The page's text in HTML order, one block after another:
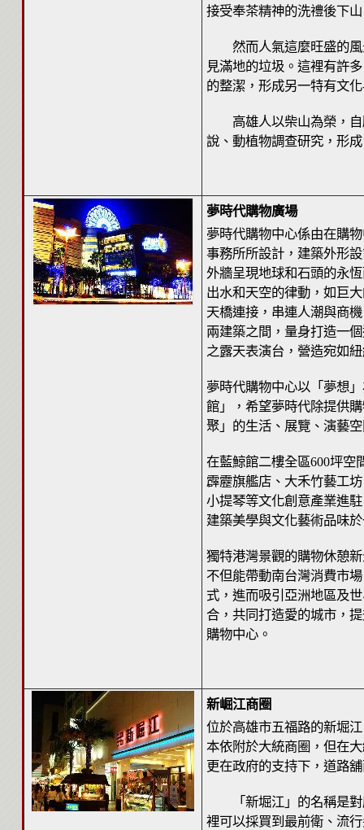
接受奉茶精神的洗禮後下
然而人氣這麼旺盛的風
見滿地的垃圾。這裡有許
的整潔，形成另一特有文
高雄人以柴山為榮，自
說、動植物調查研究，形
夢時代購物廣場
夢時代購物中心係由在購
事務所所設計，建築外形
外牆呈現地球和石頭的永
出水和天空的律動，如巨
天橋連接，串連人潮與商
兩建築之間，量身打造一
之露天表演台，營造宛如
夢時代購物中心以「夢想
館」，希望夢時代除提供
聚」的生活、展覽、演藝
在藍鯨館二樓全區600坪空
霹靂旗艦店、大禾竹藝工
小提琴等文化創意產業進
建築美學與文化藝術品味
獨特港灣景觀的購物休憩
不但能帶動南台灣消費市
式，進而吸引亞洲地區及
合，共同打造愛的城市，
購物中心。
新崛江商圈
位於高雄市五福路的新堀
本依附於大統商圈，但在
更在政府的支持下，道路
「新堀江」的名稱是對
裡可以採買到最前衛、流